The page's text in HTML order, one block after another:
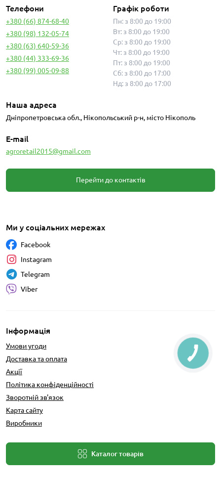
Телефони
+380 (66) 874-68-40
+380 (98) 132-05-74
+380 (63) 640-59-36
+380 (44) 333-69-36
+380 (99) 005-09-88
Графік роботи
Пн: з 8:00 до 19:00
Вт: з 8:00 до 19:00
Ср: з 8:00 до 19:00
Чт: з 8:00 до 19:00
Пт: з 8:00 до 19:00
Сб: з 8:00 до 17:00
Нд: з 8:00 до 17:00
Наша адреса
Дніпропетровська обл., Нікопольський р-н, місто Нікополь
E-mail
agroretail2015@gmail.com
Перейти до контактів
Інформація
Умови угоди
Доставка та оплата
Акції
Політика конфіденційності
Зворотній зв'язок
Карта сайту
Виробники
Каталог товарів
Ми у соціальних мережах
Facebook
Instagram
Telegram
Viber